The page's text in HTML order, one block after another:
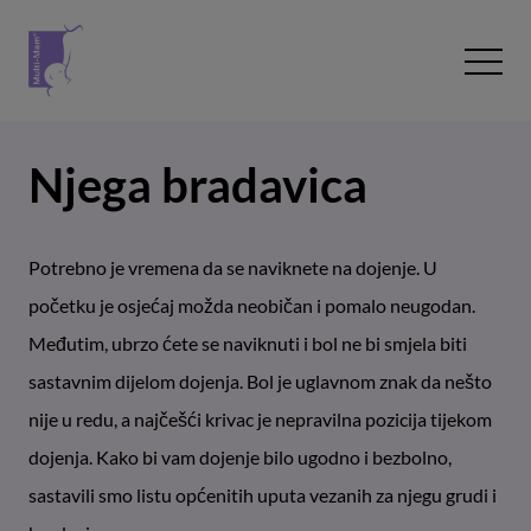
Njega bradavica
Potrebno je vremena da se naviknete na dojenje. U
početku je osjećaj možda neobičan i pomalo neugodan.
Međutim, ubrzo ćete se naviknuti i bol ne bi smjela biti
sastavnim dijelom dojenja. Bol je uglavnom znak da nešto
nije u redu, a najčešći krivac je nepravilna pozicija tijekom
dojenja. Kako bi vam dojenje bilo ugodno i bezbolno,
sastavili smo listu općenitih uputa vezanih za njegu grudi i